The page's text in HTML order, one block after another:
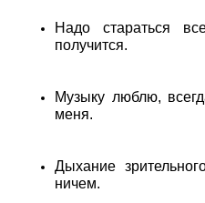
Надо стараться
получится.
Музыку люблю,
меня.
Дыхание
ничем.